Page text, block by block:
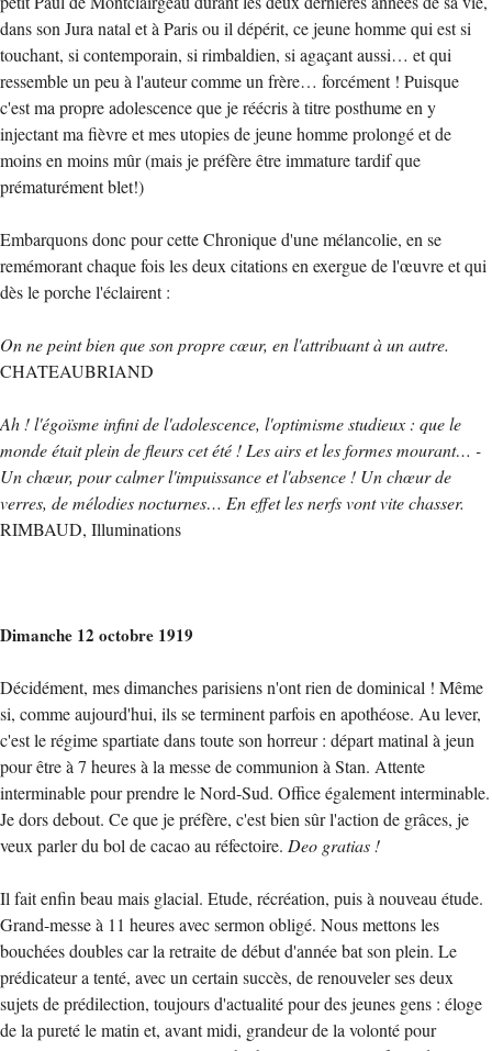
dans son Jura natal et à Paris ou il dépérit, ce jeune homme qui est si
touchant, si contemporain, si rimbaldien, si agaçant aussi… et qui
ressemble un peu à l'auteur comme un frère… forcément ! Puisque
c'est ma propre adolescence que je réécris à titre posthume en y
injectant ma fièvre et mes utopies de jeune homme prolongé et de
moins en moins mûr (mais je préfère être immature tardif que
prématurément blet!)
Embarquons donc pour cette Chronique d'une mélancolie, en se
remémorant chaque fois les deux citations en exergue de l'œuvre et qui
dès le porche l'éclairent :
On ne peint bien que son propre cœur, en l'attribuant à un autre.
CHATEAUBRIAND
Ah ! l'égoïsme infini de l'adolescence, l'optimisme studieux : que le
monde était plein de fleurs cet été ! Les airs et les formes mourant… -
Un chœur, pour calmer l'impuissance et l'absence ! Un chœur de
verres, de mélodies nocturnes… En effet les nerfs vont vite chasser.
RIMBAUD, Illuminations
Dimanche 12 octobre 1919
Décidément, mes dimanches parisiens n'ont rien de dominical ! Même
si, comme aujourd'hui, ils se terminent parfois en apothéose. Au lever,
c'est le régime spartiate dans toute son horreur : départ matinal à jeun
pour être à 7 heures à la messe de communion à Stan. Attente
interminable pour prendre le Nord-Sud. Office également interminable.
Je dors debout. Ce que je préfère, c'est bien sûr l'action de grâces, je
veux parler du bol de cacao au réfectoire. Deo gratias !
Il fait enfin beau mais glacial. Etude, récréation, puis à nouveau étude.
Grand-messe à 11 heures avec sermon obligé. Nous mettons les
bouchées doubles car la retraite de début d'année bat son plein. Le
prédicateur a tenté, avec un certain succès, de renouveler ses deux
sujets de prédilection, toujours d'actualité pour des jeunes gens : éloge
de la pureté le matin et, avant midi, grandeur de la volonté pour